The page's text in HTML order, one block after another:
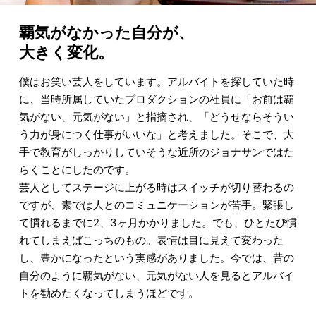
覇気がなかった自分が、
大きく変化。
僕はお笑い芸人をしています。アルバイトを探していた時
に、当時所属していたプロダクションの社員に「お前は覇
気がない、元気がない」と指摘され、「どうせならそうい
う力が身につく仕事がいいな」と考えました。そこで、大
手で教育がしっかりしていそうな近所のジョナサンではた
らくことにしたのです。
芸人としてステージに上がる時はスイッチが切り替わるの
ですが、素では人とのコミュニケーションが苦手。緊張し
て慣れるまでに2、3ヶ月かかりました。でも、ひとたび慣
れてしまえばこっちのもの。表情は目に見えて変わった
し、豊かになったという実感がありました。今では、昔の
自分のように覇気がない、元気がない人を見るとアルバイ
トを勧めたくなってしまうほどです。